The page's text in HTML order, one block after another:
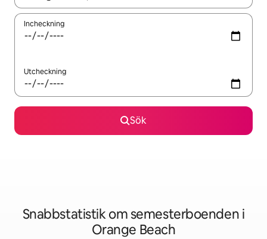
Incheckning
Utcheckning
Sök
Snabbstatistik om semesterboenden i
Orange Beach